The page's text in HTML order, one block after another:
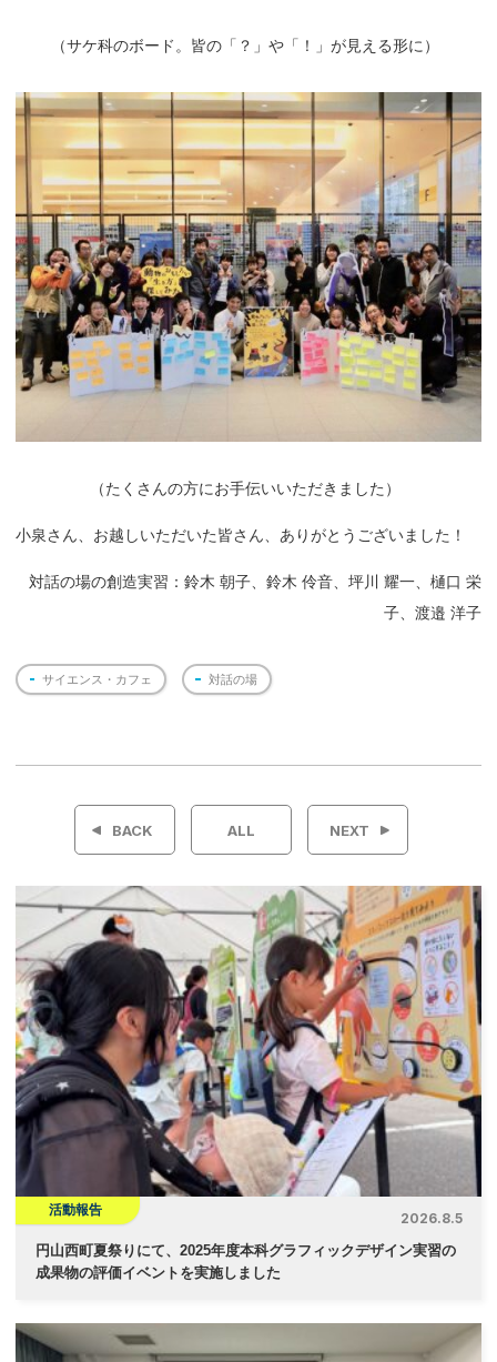
（サケ科のボード。皆の「？」や「！」が見える形に）
（たくさんの方にお手伝いいただきました）
小泉さん、お越しいただいた皆さん、ありがとうございました！
対話の場の創造実習：鈴木 朝子、鈴木 伶音、坪川 耀一、樋口 栄
子、渡邉 洋子
サイエンス・カフェ 対話の場
投
ビ
ゲ
ー
シ
ョ
ン
BACK ALL NEXT
活動報告
2026.8.5
円山西町夏祭りにて、2025年度本科グラフィックデザイン実習の
成果物の評価イベントを実施しました